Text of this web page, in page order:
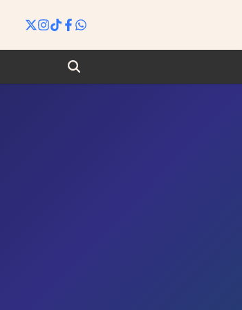
Search